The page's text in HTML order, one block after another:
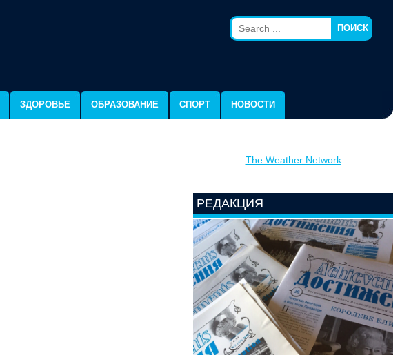
ПОИСК
ЗДОРОВЬЕ ОБРАЗОВАНИЕ СПОРТ НОВОСТИ
The Weather Network
РЕДАКЦИЯ